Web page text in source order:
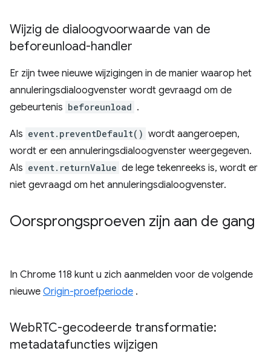
Wijzig de dialoogvoorwaarde van de
beforeunload-handler
Er zijn twee nieuwe wijzigingen in de manier waarop het
annuleringsdialoogvenster wordt gevraagd om de
gebeurtenis beforeunload .
Als event.preventDefault() wordt aangeroepen,
wordt er een annuleringsdialoogvenster weergegeven.
Als event.returnValue de lege tekenreeks is, wordt er
niet gevraagd om het annuleringsdialoogvenster.
Oorsprongsproeven zijn aan de gang
In Chrome 118 kunt u zich aanmelden voor de volgende
nieuwe Origin-proefperiode .
WebRTC-gecodeerde transformatie:
metadatafuncties wijzigen